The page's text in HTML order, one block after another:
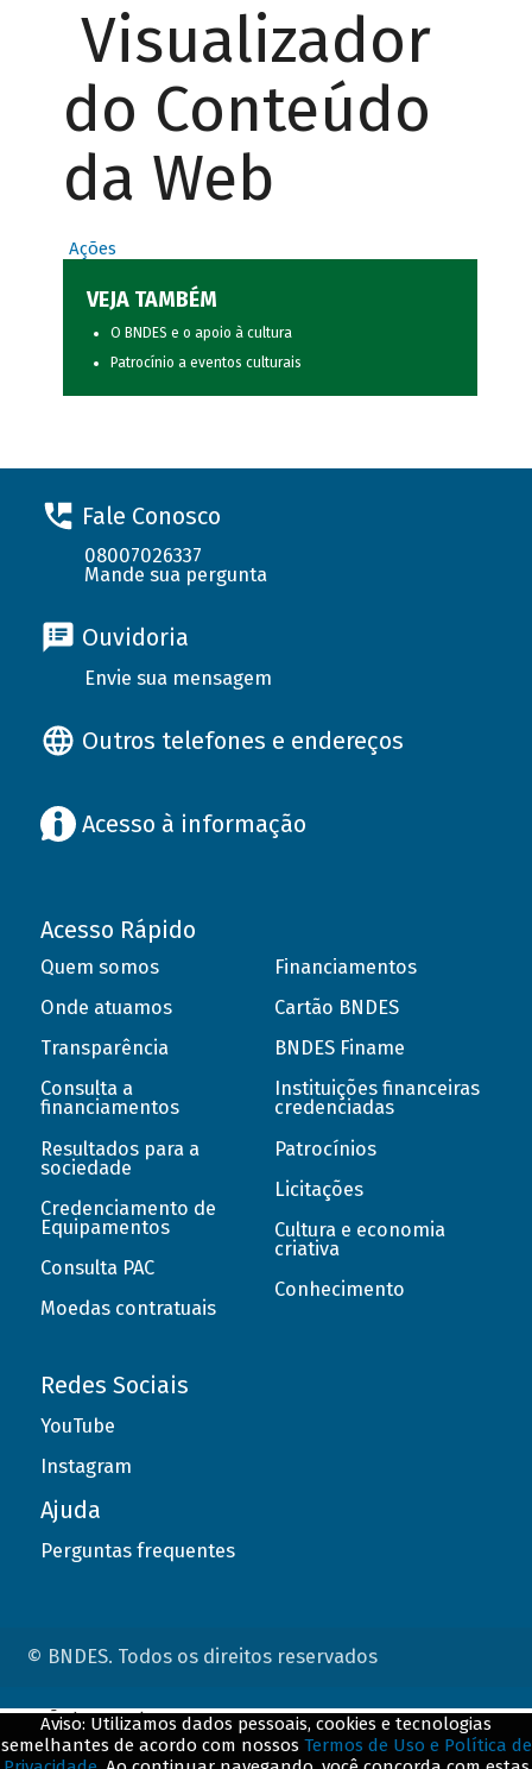
Visualizador
do Conteúdo
da Web
Ações
VEJA TAMBÉM
O BNDES e o apoio à cultura
Patrocínio a eventos culturais
Fale Conosco
08007026337
Mande sua pergunta
Ouvidoria
Envie sua mensagem
Outros telefones e endereços
Acesso à informação
Acesso Rápido
Quem somos
Onde atuamos
Transparência
Consulta a
financiamentos
Resultados para a
sociedade
Credenciamento de
Equipamentos
Consulta PAC
Moedas contratuais
Financiamentos
Cartão BNDES
BNDES Finame
Instituições financeiras
credenciadas
Patrocínios
Licitações
Cultura e economia
criativa
Conhecimento
Redes Sociais
YouTube
Instagram
Ajuda
Perguntas frequentes
© BNDES. Todos os direitos reservados
Aviso: Utilizamos dados pessoais, cookies e tecnologias
semelhantes de acordo com nossos Termos de Uso e Política de
ConteÃºdo complementar
${title}${badge}